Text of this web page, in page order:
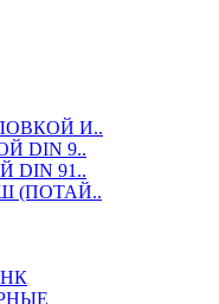
И..
DIN 9..
91..
(ПОТАЙ..